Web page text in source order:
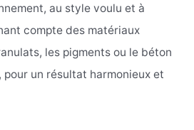
au style voulu et à
compte des matériaux
les pigments ou le béton
pour un résultat harmonieux et